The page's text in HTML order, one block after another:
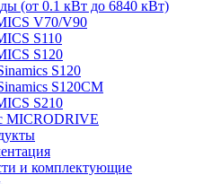
(от 0.1 кВт до 6840 кВт)
V70/V90
S110
S120
S120
S120CM
S210
MICRODRIVE
и комплектующие